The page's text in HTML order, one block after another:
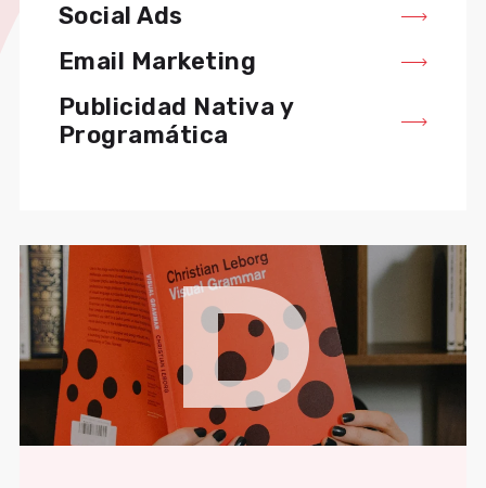
Social Ads
Email Marketing
Publicidad Nativa y
Programática
D